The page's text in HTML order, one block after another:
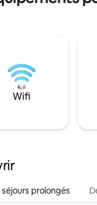
Wifi
prolongés